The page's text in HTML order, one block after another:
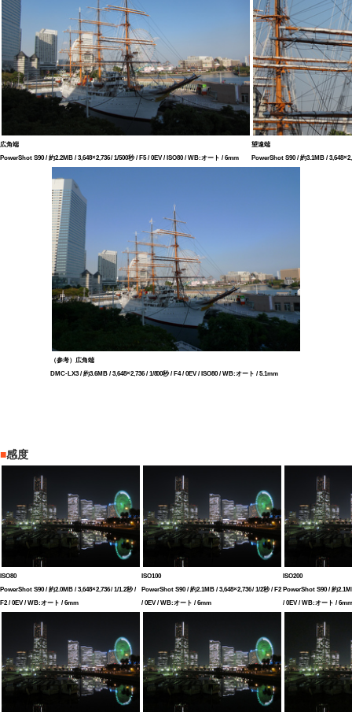
広角端
PowerShot S90 / 約2.2MB / 3,648×2,736 / 1/500秒 / F5 / 0EV / ISO80 / WB:オート / 6mm
望遠端
PowerShot S90 / 約3.1MB /
（参考）広角端
DMC-LX3 / 約3.6MB / 3,648×2,736 / 1/800秒 / F4 / 0EV / ISO80 / WB:オート / 5.1mm
■感度
ISO80
PowerShot S90 / 約2.0MB / 3,648×2,736 / 1/1.2秒 /
F2 / 0EV / WB:オート / 6mm
ISO100
PowerShot S90 / 約2.1MB / 3,648×2,736 / 1/2秒 / F2
/ 0EV / WB:オート / 6mm
ISO200
PowerShot S90 / 約
/ 0EV / WB:オート / 6mm